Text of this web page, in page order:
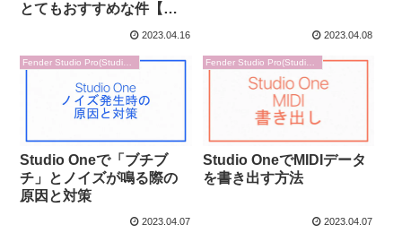
とてもおすすめな件【ス
テレオイメージャー】
2023.04.16 2023.04.08
Fender Studio Pro(Studio one)
Studio Oneで「ブチブ
チ」とノイズが鳴る際の
原因と対策
2023.04.07
Fender Studio Pro(Studio one)
Studio OneでMIDIデータ
を書き出す方法
2023.04.07